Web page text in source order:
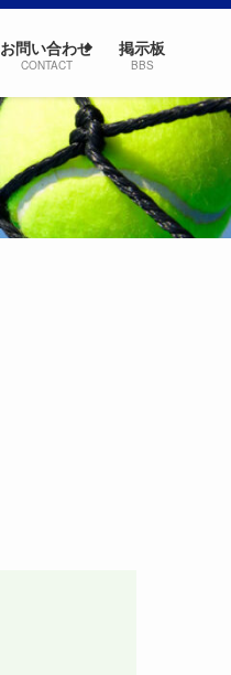
お問い合わせ
CONTACT
掲示板
BBS